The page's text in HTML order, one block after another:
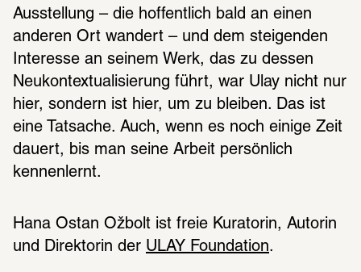
Ausstellung – die hoffentlich bald an einen
anderen Ort wandert – und dem steigenden
Interesse an seinem Werk, das zu dessen
Neukontextualisierung führt, war Ulay nicht nur
hier, sondern ist hier, um zu bleiben. Das ist
eine Tatsache. Auch, wenn es noch einige Zeit
dauert, bis man seine Arbeit persönlich
kennenlernt.
Hana Ostan Ožbolt ist freie Kuratorin, Autorin
und Direktorin der ULAY Foundation